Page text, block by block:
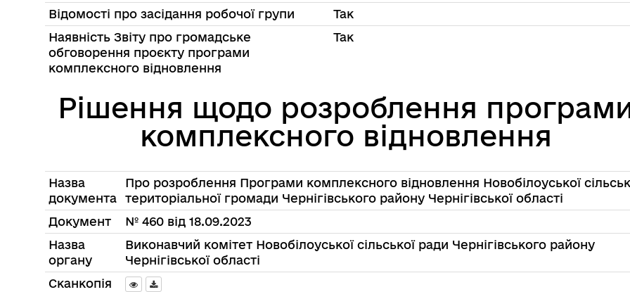
Відомості про засідання робочої групи
Так
Наявність Звіту про громадське
обговорення проєкту програми
комплексного відновлення
Так
Рішення щодо розроблення
комплексного відновлення
Назва
документа
Про розроблення Програми комплексного відновлення Новобілоуської
територіальної громади Чернігівського району Чернігівської області
Документ
№ 460 від 18.09.2023
Назва
органу
Виконавчий комітет Новобілоуської сільської ради Чернігівського району
Чернігівської області
Сканкопія